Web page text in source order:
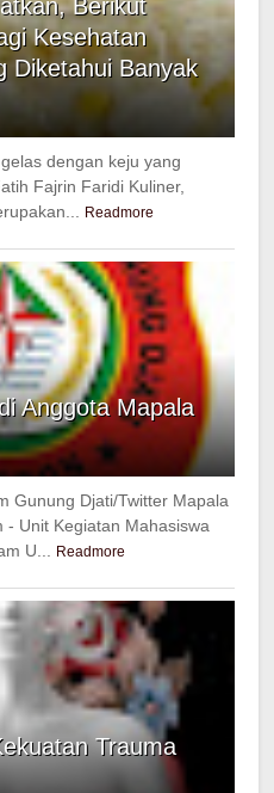
Berikut
Kesehatan
Diketahui Banyak
dengan keju yang
Fajrin Faridi Kuliner,
Readmore
Anggota Mapala
Gunung Djati/Twitter Mapala
- Unit Kegiatan Mahasiswa
U...
Readmore
Trauma